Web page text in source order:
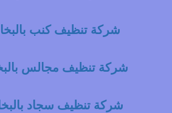
شركة تنظيف كنب
شركة تنظيف مجالس
شركة تنظيف سجاد